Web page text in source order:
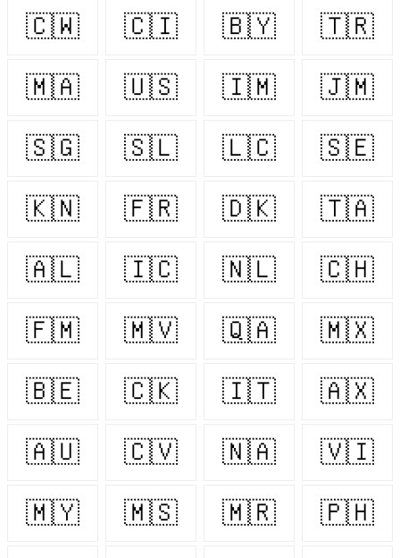
🇨🇼 🇨🇮 🇧🇾 🇹🇷
🇲🇦 🇺🇸 🇮🇲 🇯🇲
🇸🇬 🇸🇱 🇱🇨 🇸🇪
🇰🇳 🇫🇷 🇩🇰 🇹🇦
🇦🇱 🇮🇨 🇳🇱 🇨🇭
🇫🇲 🇲🇻 🇶🇦 🇲🇽
🇧🇪 🇨🇰 🇮🇹 🇦🇽
🇦🇺 🇨🇻 🇳🇦 🇻🇮
🇲🇾 🇲🇸 🇲🇷 🇵🇭